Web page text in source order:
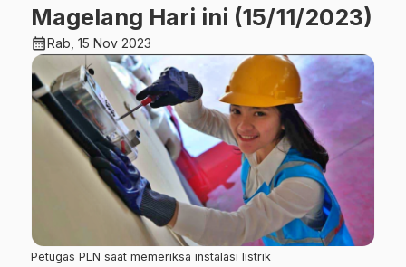
Magelang Hari ini (15/11/2023)
calendar_monthRab, 15 Nov 2023
Petugas PLN saat memeriksa instalasi listrik